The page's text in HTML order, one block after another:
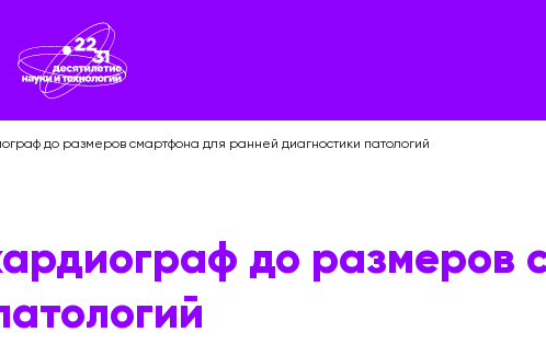
до размеров смартфона для ранней диагностики патологий
до размеров